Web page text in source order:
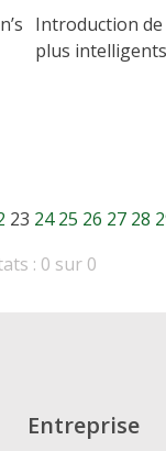
Introduction
plus
23 24 25 26 27 28
: 0 sur 0
Entreprise